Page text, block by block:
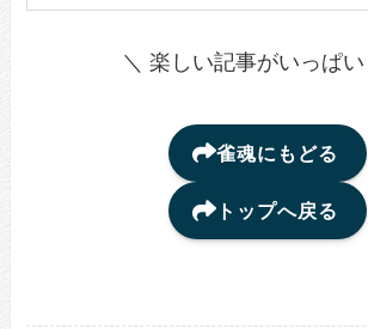
＼ 楽しい記事がいっぱい
雀魂にもどる
トップへ戻る